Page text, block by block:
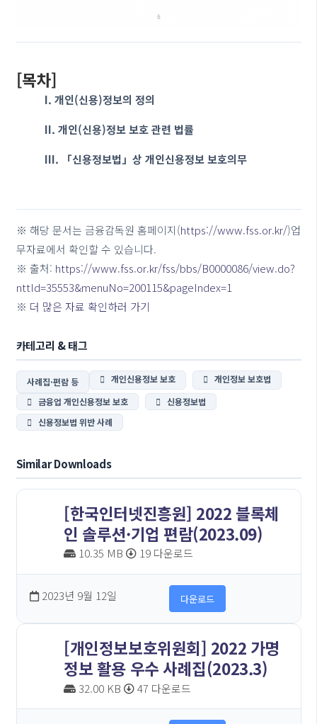
[목차]
I. 개인(신용)정보의 정의
II. 개인(신용)정보 보호 관련 법률
III. 「신용정보법」상 개인신용정보 보호의무
※ 해당 문서는 금융감독원 홈페이지(https://www.fss.or.kr/)업
무자료에서 확인할 수 있습니다.
※ 출처: https://www.fss.or.kr/fss/bbs/B0000086/view.do?
nttId=35553&menuNo=200115&pageIndex=1
※ 더 많은 자료 확인하러 가기
카테고리 & 태그
사례집·편람 등 개인신용정보 보호
개인정보 보호법
금융업 개인신용정보 보호
신용정보법
신용정보법 위반 사례
Similar Downloads
[한국인터넷진흥원] 2022 블록체
인 솔루션·기업 편람(2023.09)
10.35 MB 19 다운로드
2023년 9월 12일 다운로드
[개인정보보호위원회] 2022 가명
정보 활용 우수 사례집(2023.3)
32.00 KB 47 다운로드